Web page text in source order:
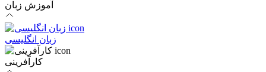
آموزش زبان
زبان انگلیسی
کارآفرینی